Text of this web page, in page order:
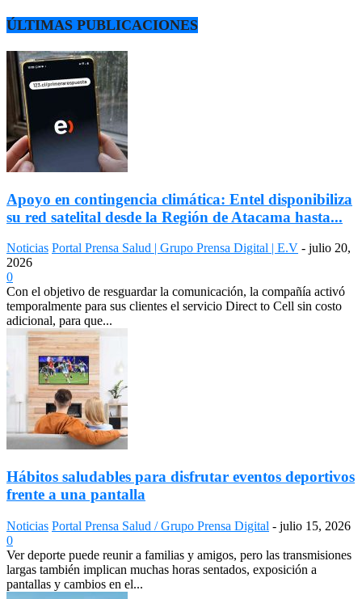
ÚLTIMAS PUBLICACIONES
Apoyo en contingencia climática: Entel disponibiliza
su red satelital desde la Región de Atacama hasta...
Noticias Portal Prensa Salud | Grupo Prensa Digital | E.V - julio 20,
2026
0
Con el objetivo de resguardar la comunicación, la compañía activó
temporalmente para sus clientes el servicio Direct to Cell sin costo
adicional, para que...
Hábitos saludables para disfrutar eventos deportivos
frente a una pantalla
Noticias Portal Prensa Salud / Grupo Prensa Digital - julio 15, 2026
0
Ver deporte puede reunir a familias y amigos, pero las transmisiones
largas también implican muchas horas sentados, exposición a
pantallas y cambios en el...